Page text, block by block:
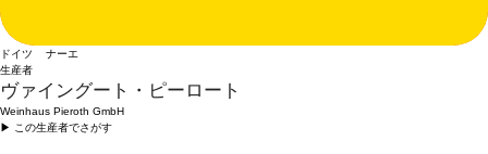
ドイツ ナーエ
生産者
ヴァイングート・ピーロート
Weinhaus Pieroth GmbH
▶︎ この生産者でさがす